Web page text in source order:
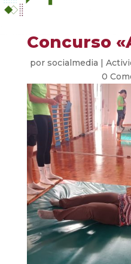
Concurso
porsocialmedia |
0